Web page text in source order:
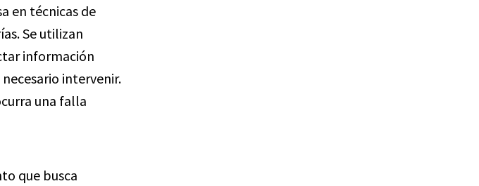
en técnicas de
Se utilizan
información
intervenir.
una falla
que busca